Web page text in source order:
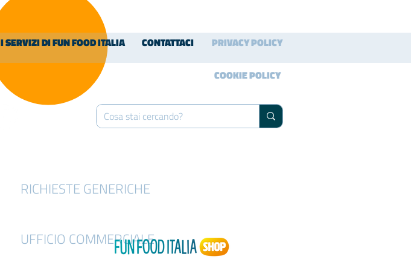
I SERVIZI DI FUN FOOD ITALIA CONTATTACI PRIVACY POLICY
COOKIE POLICY
RICHIESTE GENERICHE
UFFICIO COMMERCIALE
info@funfooditalia.com